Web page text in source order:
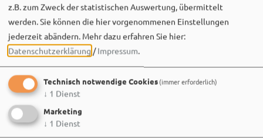
Wir sehen uns…
z.B. zum Zweck der statistischen Auswertung, übermittelt
werden. Sie können die hier vorgenommenen Einstellungen
jederzeit abändern. Mehr dazu erfahren Sie hier:
Datenschutzerklärung /Impressum.
Technisch notwendige Cookies(immer erforderlich)
↓ 1 Dienst
Marketing
↓ 1 Dienst